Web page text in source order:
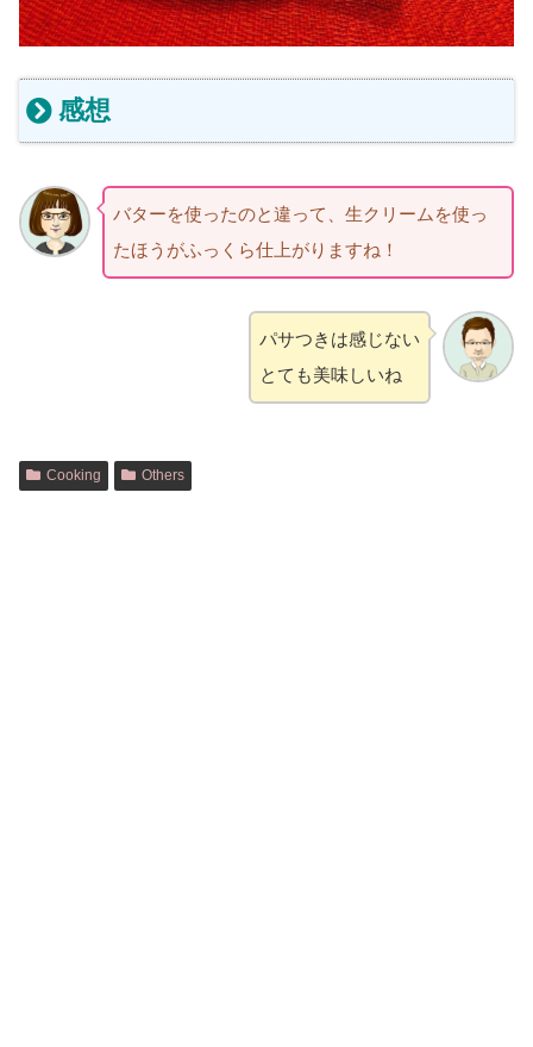
感想
バターを使ったのと違って、生クリームを使っ
たほうがふっくら仕上がりますね！
パサつきは感じない
とても美味しいね
Cooking Others